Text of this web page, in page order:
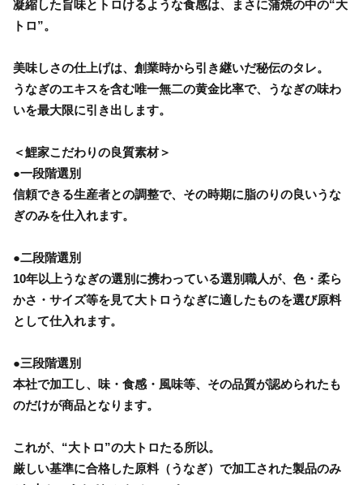
凝縮した旨味とトロけるような食感は、まさに蒲焼の中の“大
トロ”。
美味しさの仕上げは、創業時から引き継いだ秘伝のタレ。
うなぎのエキスを含む唯一無二の黄金比率で、うなぎの味わ
いを最大限に引き出します。
＜鯉家こだわりの良質素材＞
●一段階選別
信頼できる生産者との調整で、その時期に脂のりの良いうな
ぎのみを仕入れます。
●二段階選別
10年以上うなぎの選別に携わっている選別職人が、色・柔ら
かさ・サイズ等を見て大トロうなぎに適したものを選び原料
として仕入れます。
●三段階選別
本社で加工し、味・食感・風味等、その品質が認められたも
のだけが商品となります。
これが、“大トロ”の大トロたる所以。
厳しい基準に合格した原料（うなぎ）で加工された製品のみ